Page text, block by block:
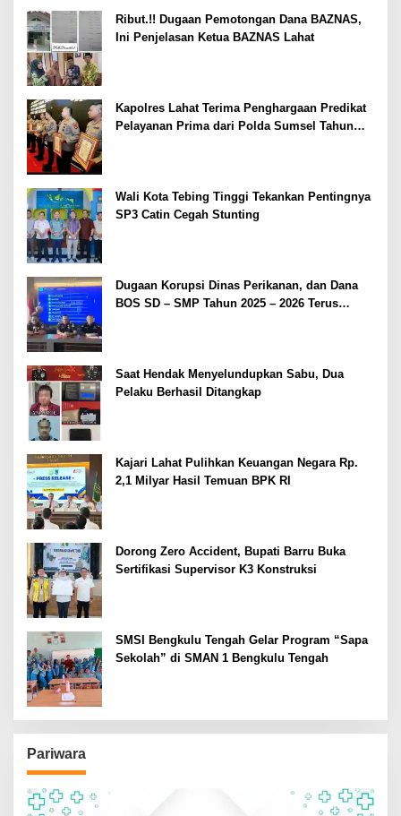
Ribut.!! Dugaan Pemotongan Dana BAZNAS,
Ini Penjelasan Ketua BAZNAS Lahat
Kapolres Lahat Terima Penghargaan Predikat
Pelayanan Prima dari Polda Sumsel Tahun
Wali Kota Tebing Tinggi Tekankan Pentingnya
SP3 Catin Cegah Stunting
Dugaan Korupsi Dinas Perikanan, dan Dana
BOS SD – SMP Tahun 2025 – 2026 Terus
Saat Hendak Menyelundupkan Sabu, Dua
Pelaku Berhasil Ditangkap
Kajari Lahat Pulihkan Keuangan Negara Rp.
2,1 Milyar Hasil Temuan BPK RI
Dorong Zero Accident, Bupati Barru Buka
Sertifikasi Supervisor K3 Konstruksi
SMSI Bengkulu Tengah Gelar Program “Sapa
Sekolah” di SMAN 1 Bengkulu Tengah
Pariwara